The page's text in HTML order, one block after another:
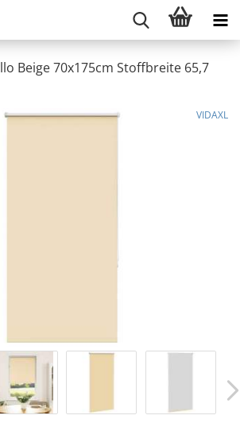
Beige 70x175cm Stoffbreite 65,7
VIDAXL